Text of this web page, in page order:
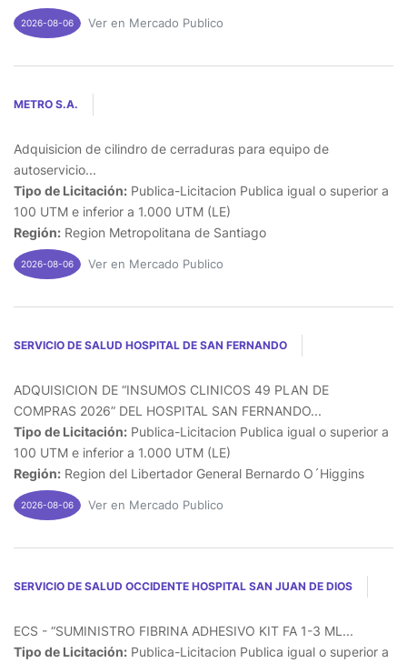
2026-08-06 Ver en Mercado Publico
METRO S.A.
Adquisicion de cilindro de cerraduras para equipo de
autoservicio...
Tipo de Licitación: Publica-Licitacion Publica igual o superior a
100 UTM e inferior a 1.000 UTM (LE)
Región: Region Metropolitana de Santiago
2026-08-06 Ver en Mercado Publico
SERVICIO DE SALUD HOSPITAL DE SAN FERNANDO
ADQUISICION DE “INSUMOS CLINICOS 49 PLAN DE
COMPRAS 2026” DEL HOSPITAL SAN FERNANDO...
Tipo de Licitación: Publica-Licitacion Publica igual o superior a
100 UTM e inferior a 1.000 UTM (LE)
Región: Region del Libertador General Bernardo O´Higgins
2026-08-06 Ver en Mercado Publico
SERVICIO DE SALUD OCCIDENTE HOSPITAL SAN JUAN DE DIOS
ECS - “SUMINISTRO FIBRINA ADHESIVO KIT FA 1-3 ML...
Tipo de Licitación: Publica-Licitacion Publica igual o superior a